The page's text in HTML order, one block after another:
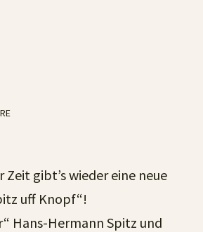
Zeit gibt’s wieder eine neue
uff Knopf“!
Hans-Hermann Spitz und